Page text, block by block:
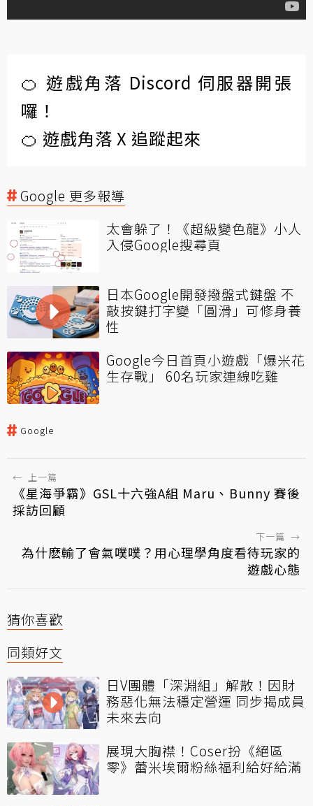
🍊 遊戲角落 Discord 伺服器開張
囉！
🍊 遊戲角落 X 追蹤起來
Google 更多報導
太會躲了！《超級變色龍》小人
入侵Google搜尋頁
日本Google開發撥盤式鍵盤 不
敲按鍵打字變「圓滑」可修身養
性
Google今日首頁小遊戲「爆米花
生存戰」 60名玩家連線吃雞
Google
← 上一篇
《星海爭霸》GSL十六強A組 Maru、Bunny 賽後
採訪回顧
下一篇 →
為什麽輸了會氣噗噗？用心理學角度看待玩家的
遊戲心態
猜你喜歡
同類好文
日V團體「深淵組」解散！因財
務惡化無法穩定營運 同步揭成員
未來去向
展現大胸襟！Coser扮《絕區
零》蕾米埃爾粉絲福利給好給滿